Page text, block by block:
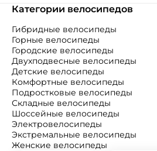
Категории велосипедов
Гибридные велосипеды
Горные велосипеды
Городские велосипеды
Двухподвесные велосипеды
Детские велосипеды
Комфортные велосипеды
Подростковые велосипеды
Складные велосипеды
Шоссейные велосипеды
Электровелосипеды
Экстремальные велосипеды
Женские велосипеды